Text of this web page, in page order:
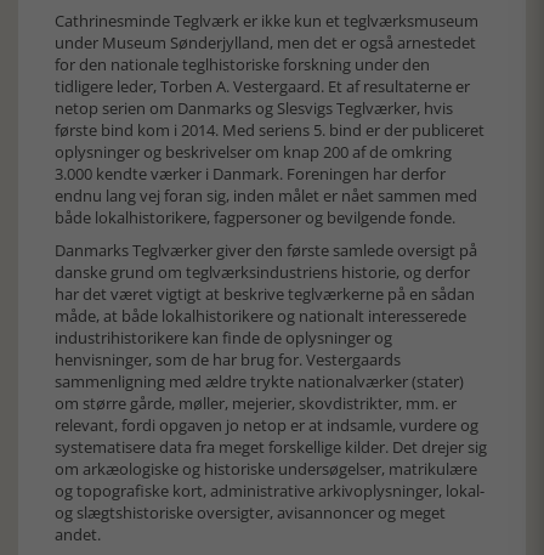
Cathrinesminde Teglværk er ikke kun et teglværksmuseum
under Museum Sønderjylland, men det er også arnestedet
for den nationale teglhistoriske forskning under den
tidligere leder, Torben A. Vestergaard. Et af resultaterne er
netop serien om Danmarks og Slesvigs Teglværker, hvis
første bind kom i 2014. Med seriens 5. bind er der publiceret
oplysninger og beskrivelser om knap 200 af de omkring
3.000 kendte værker i Danmark. Foreningen har derfor
endnu lang vej foran sig, inden målet er nået sammen med
både lokalhistorikere, fagpersoner og bevilgende fonde.
Danmarks Teglværker giver den første samlede oversigt på
danske grund om teglværksindustriens historie, og derfor
har det været vigtigt at beskrive teglværkerne på en sådan
måde, at både lokalhistorikere og nationalt interesserede
industrihistorikere kan finde de oplysninger og
henvisninger, som de har brug for. Vestergaards
sammenligning med ældre trykte nationalværker (stater)
om større gårde, møller, mejerier, skovdistrikter, mm. er
relevant, fordi opgaven jo netop er at indsamle, vurdere og
systematisere data fra meget forskellige kilder. Det drejer sig
om arkæologiske og historiske undersøgelser, matrikulære
og topografiske kort, administrative arkivoplysninger, lokal-
og slægtshistoriske oversigter, avisannoncer og meget
andet.